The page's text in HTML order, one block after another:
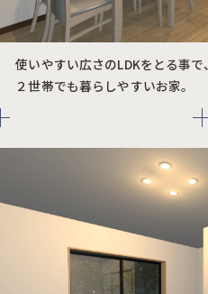
使いやすい広さのLDKをとる事で、
２世帯でも暮らしやすいお家。